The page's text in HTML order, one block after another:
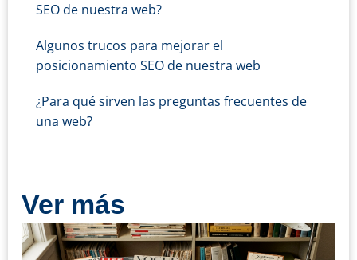
SEO de nuestra web?
Algunos trucos para mejorar el
posicionamiento SEO de nuestra web
¿Para qué sirven las preguntas frecuentes de
una web?
Ver más